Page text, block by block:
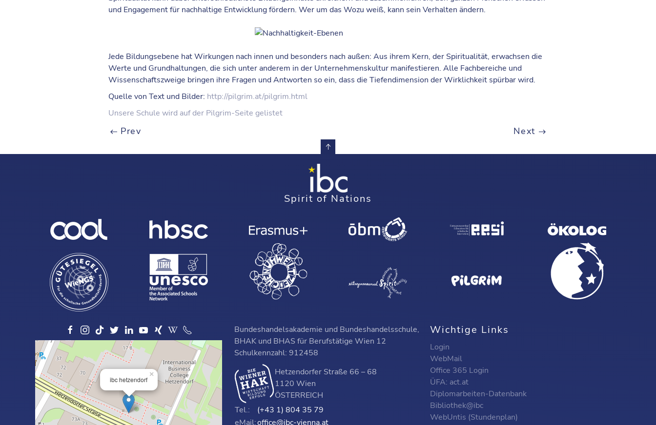
und Engagement für nachhaltige Entwicklung fördern. Wer um das Wozu weiß, kann sein Verhalten ändern.
Jede Bildungsebene hat Wirkungen nach innen und besonders nach außen: Aus ihrem Kern, der Spiritualität, erwachsen die
Werte und Grundhaltungen, die sich unter anderem in der Unternehmenskultur manifestieren. Alle Fachbereiche und
Wissenschaftszweige bringen ihre Fragen und Antworten so ein, dass die Tiefendimension der Wirklichkeit spürbar wird.
Quelle von Text und Bilder: http://pilgrim.at/pilgrim.html
Unsere Schule wird auf der Pilgrim-Seite gelistet
Prev Next
Spirit of Nations
ibc hetzendorf
×
Bundeshandelsakademie und Bundeshandelsschule,
BHAK und BHAS für Berufstätige Wien 12
Schulkennzahl: 912458
Hetzendorfer Straße 66 – 68
1120 Wien
ÖSTERREICH
Tel.:
(+43 1) 804 35 79
eMail:office@ibc-vienna.at
Wichtige Links
Login
WebMail
Office 365 Login
ÜFA: act.at
Diplomarbeiten-Datenbank
Bibliothek@ibc
WebUntis (Stundenplan)